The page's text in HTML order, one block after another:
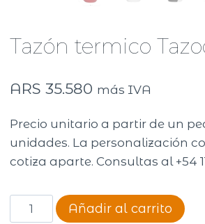
Tazón termico
ARS 35.580 más IVA
Precio unitario a partir de un
unidades. La personalización
cotiza aparte. Consultas al +54
Tazón
Añadir al carrito